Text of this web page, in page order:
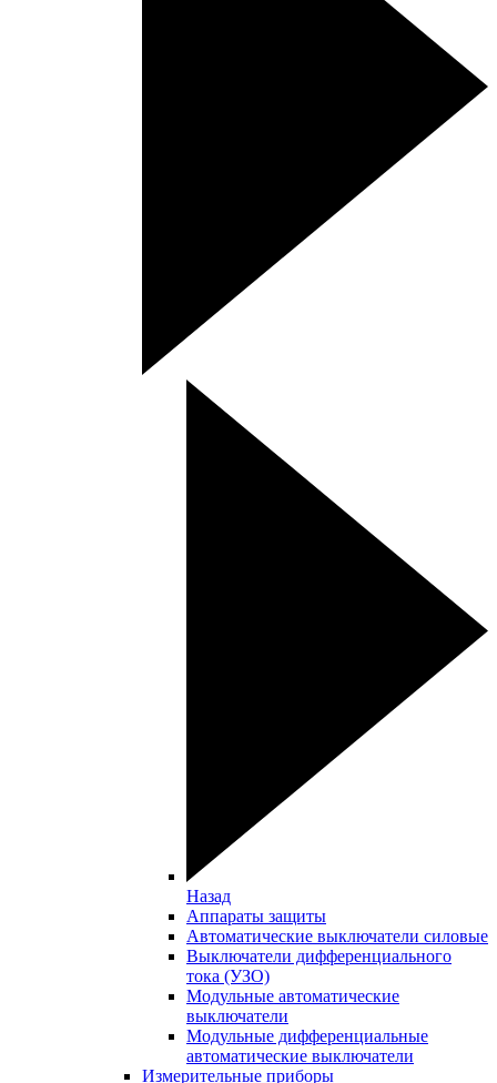
Назад
Аппараты защиты
Автоматические выключатели силовые
Выключатели дифференциального
тока (УЗО)
Модульные автоматические
выключатели
Модульные дифференциальные
автоматические выключатели
Измерительные приборы